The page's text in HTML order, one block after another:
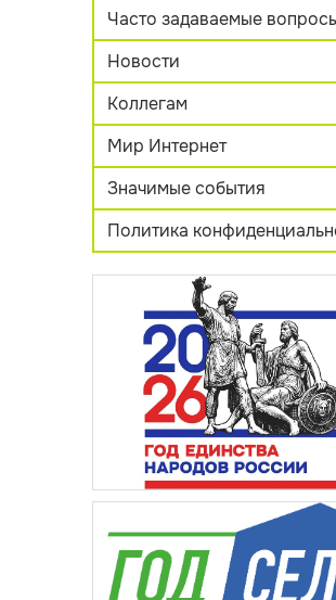
Часто задаваемые
Новости
Коллегам
Мир Интернет
Значимые события
Политика